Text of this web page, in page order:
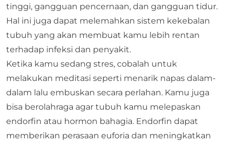
tinggi, gangguan pencernaan, dan gangguan tidur.
Hal ini juga dapat melemahkan sistem kekebalan
tubuh yang akan membuat kamu lebih rentan
terhadap infeksi dan penyakit.
Ketika kamu sedang stres, cobalah untuk
melakukan meditasi seperti menarik napas dalam-
dalam lalu embuskan secara perlahan. Kamu juga
bisa berolahraga agar tubuh kamu melepaskan
endorfin atau hormon bahagia. Endorfin dapat
memberikan perasaan euforia dan meningkatkan